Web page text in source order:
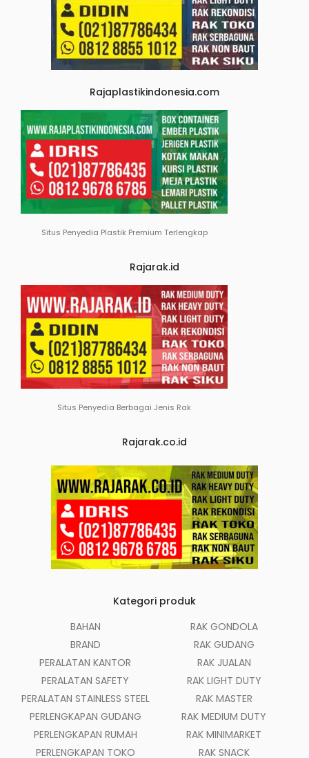
Rajaplastikindonesia.com
Situs Penyedia Plastik Premium Terlengkap
Rajarak.id
Situs Penyedia Berbagai Jenis Rak
Rajarak.co.id
Kategori produk
BAHAN
BRAND
PERALATAN KANTOR
PERALATAN SAFETY
PERALATAN STAINLESS STEEL
PERLENGKAPAN GUDANG
PERLENGKAPAN RUMAH
PERLENGKAPAN TOKO
RAK GONDOLA
RAK GUDANG
RAK JUALAN
RAK LIGHT DUTY
RAK MASTER
RAK MEDIUM DUTY
RAK MINIMARKET
RAK SNACK